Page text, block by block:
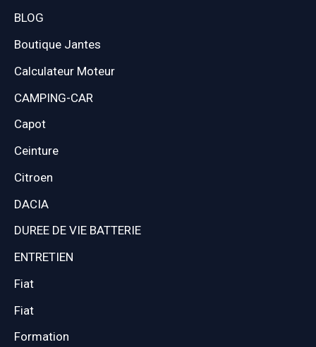
BLOG
Boutique Jantes
Calculateur Moteur
CAMPING-CAR
Capot
Ceinture
Citroen
DACIA
DUREE DE VIE BATTERIE
ENTRETIEN
Fiat
Fiat
Formation